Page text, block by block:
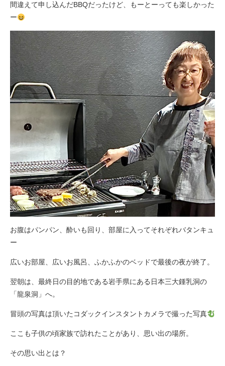
間違えて申し込んだBBQだったけど、もーとーっても楽しかった
ー
お腹はパンパン、酔いも回り、部屋に入ってそれぞれバタンキュ
ー
広いお部屋、広いお風呂、ふかふかのベッドで最後の夜が終了。
翌朝は、最終日の目的地である岩手県にある日本三大鍾乳洞の
「龍泉洞」へ。
冒頭の写真は頂いたコダックインスタントカメラで撮った写真
ここも子供の頃家族で訪れたことがあり、思い出の場所。
その思い出とは？